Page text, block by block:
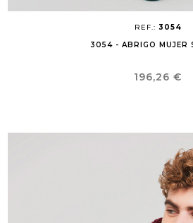
REF.: 3054
3054 - ABRIGO MUJER
Precio
196,26 €